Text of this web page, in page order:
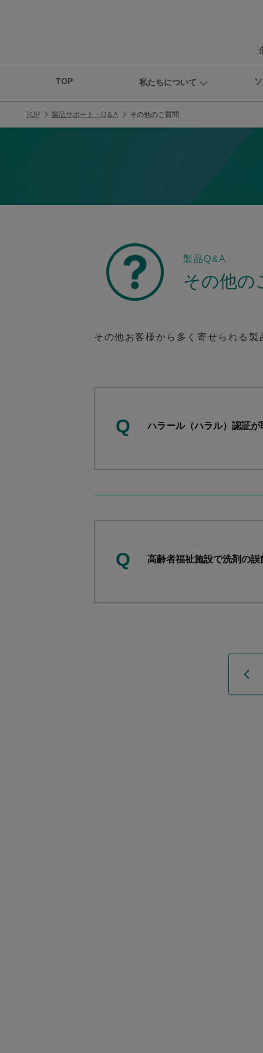
TOP 私たちについて
TOP 製品サポート・Q＆A その他のご質問
製品Q&A
その他の
その他お客様から多く寄せられる
Q ハラール（ハラル）認証
Q 高齢者福祉施設で洗剤の